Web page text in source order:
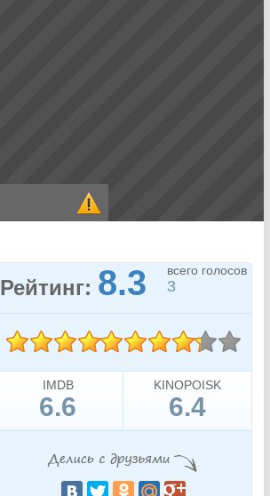
Рейтинг: 8.3 всего голосов
3
IMDB
6.6
KINOPOISK
6.4